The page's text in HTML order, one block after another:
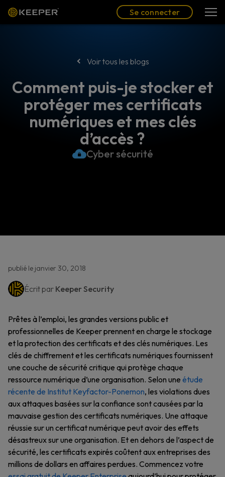
(FR)
Se connecter
Voir tous les blogs
Comment puis-je stocker et
protéger mes certificats
numériques et mes clés
d’accès ?
Cyber sécurité
publié le janvier 30, 2018
Écrit par Keeper Security
Prêtes à l’emploi, les grandes versions public et
professionnelles de Keeper prennent en charge le stockage
et la protection des certificats et des clés numériques. Les
clés de chiffrement et les certificats numériques fournissent
une couche de sécurité critique qui protège chaque
ressource numérique d’une organisation. Selon une étude
récente de Institut Keyfactor-Ponemon, les violations dues
aux attaques basées sur la confiance sont causées par la
mauvaise gestion des certificats numériques. Une attaque
réussie sur un certificat numérique peut avoir des effets
désastreux sur une organisation. Et en dehors de l’aspect de
sécurité, les certificats expirés coûtent aux entreprises des
millions de dollars en affaires perdues. Commencez votre